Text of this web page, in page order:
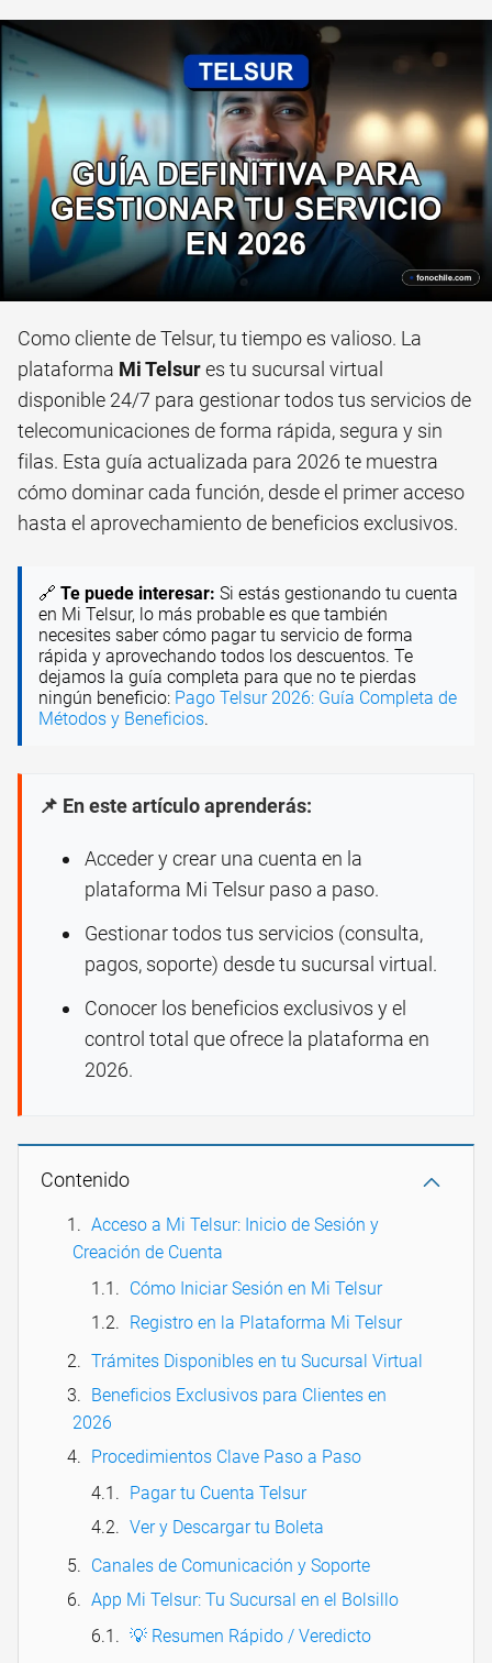
Como cliente de Telsur, tu tiempo es valioso. La
plataforma Mi Telsures tu sucursal virtual
disponible 24/7 para gestionar todos tus servicios de
telecomunicaciones de forma rápida, segura y sin
filas. Esta guía actualizada para 2026 te muestra
cómo dominar cada función, desde el primer acceso
hasta el aprovechamiento de beneficios exclusivos.
🔗 Te puede interesar: Si estás gestionando tu cuenta
en Mi Telsur, lo más probable es que también
necesites saber cómo pagar tu servicio de forma
rápida y aprovechando todos los descuentos. Te
dejamos la guía completa para que no te pierdas
ningún beneficio: Pago Telsur 2026: Guía Completa de
Métodos y Beneficios.
📌 En este artículo aprenderás:
Acceder y crear una cuenta en la
plataforma Mi Telsur paso a paso.
Gestionar todos tus servicios (consulta,
pagos, soporte) desde tu sucursal virtual.
Conocer los beneficios exclusivos y el
control total que ofrece la plataforma en
2026.
Contenido
Acceso a Mi Telsur: Inicio de Sesión y
Creación de Cuenta
Cómo Iniciar Sesión en Mi Telsur
Registro en la Plataforma Mi Telsur
Trámites Disponibles en tu Sucursal Virtual
Beneficios Exclusivos para Clientes en
2026
Procedimientos Clave Paso a Paso
Pagar tu Cuenta Telsur
Ver y Descargar tu Boleta
Canales de Comunicación y Soporte
App Mi Telsur: Tu Sucursal en el Bolsillo
💡 Resumen Rápido / Veredicto